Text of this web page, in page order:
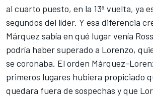
al cuarto puesto, en la 13ª vuelta, ya
segundos del líder. Y esa diferencia
Márquez sabía en qué lugar venía
podría haber superado a Lorenzo,
se coronaba. El orden Márquez-
primeros lugares hubiera propiciado
quedara fuera de sospechas y que